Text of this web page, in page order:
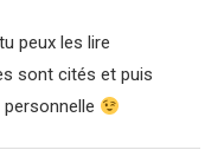
peux les lire
sont cités et puis